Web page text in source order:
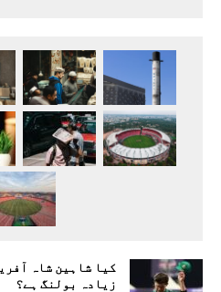
کیا شاہین شاہ
زیادہ بولنگ ہے؟